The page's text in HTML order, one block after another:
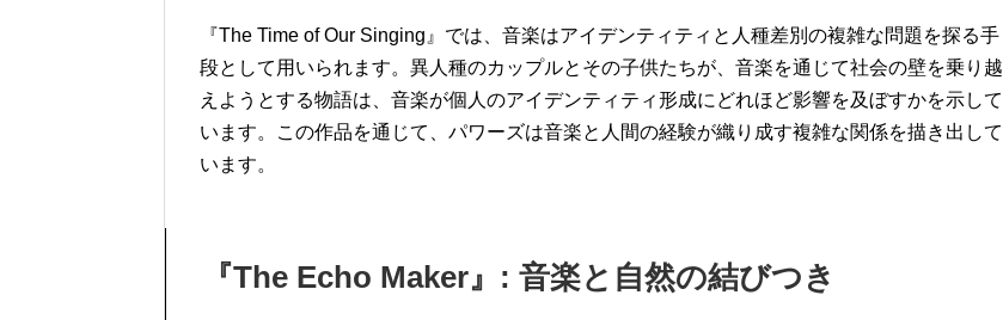
『The Time of Our Singing』では、音楽はアイデンティティと人種差別の複雑な問題を探る手
段として用いられます。異人種のカップルとその子供たちが、音楽を通じて社会の壁を乗り越
えようとする物語は、音楽が個人のアイデンティティ形成にどれほど影響を及ぼすかを示して
います。この作品を通じて、パワーズは音楽と人間の経験が織り成す複雑な関係を描き出して
います。
『The Echo Maker』: 音楽と自然の結びつき